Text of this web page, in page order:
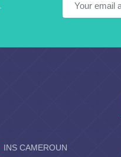
INS CAMEROUN